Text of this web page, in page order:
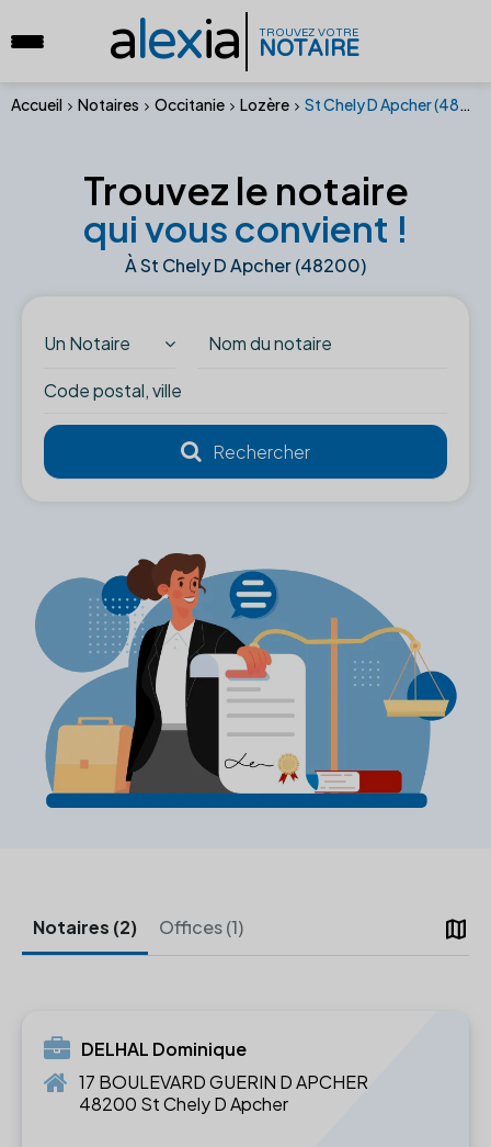
alexia TROUVEZ VOTRE
NOTAIRE
Accueil Notaires Occitanie Lozère St Chely D Apcher (48200)
Trouvez le notaire
qui vous convient !
À St Chely D Apcher (48200)
Un Notaire
map
Notaires (2) Offices (1)
DELHAL Dominique
17 BOULEVARD GUERIN D APCHER
48200 St Chely D Apcher